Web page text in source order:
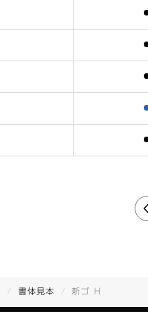
書体見本 新ゴ H